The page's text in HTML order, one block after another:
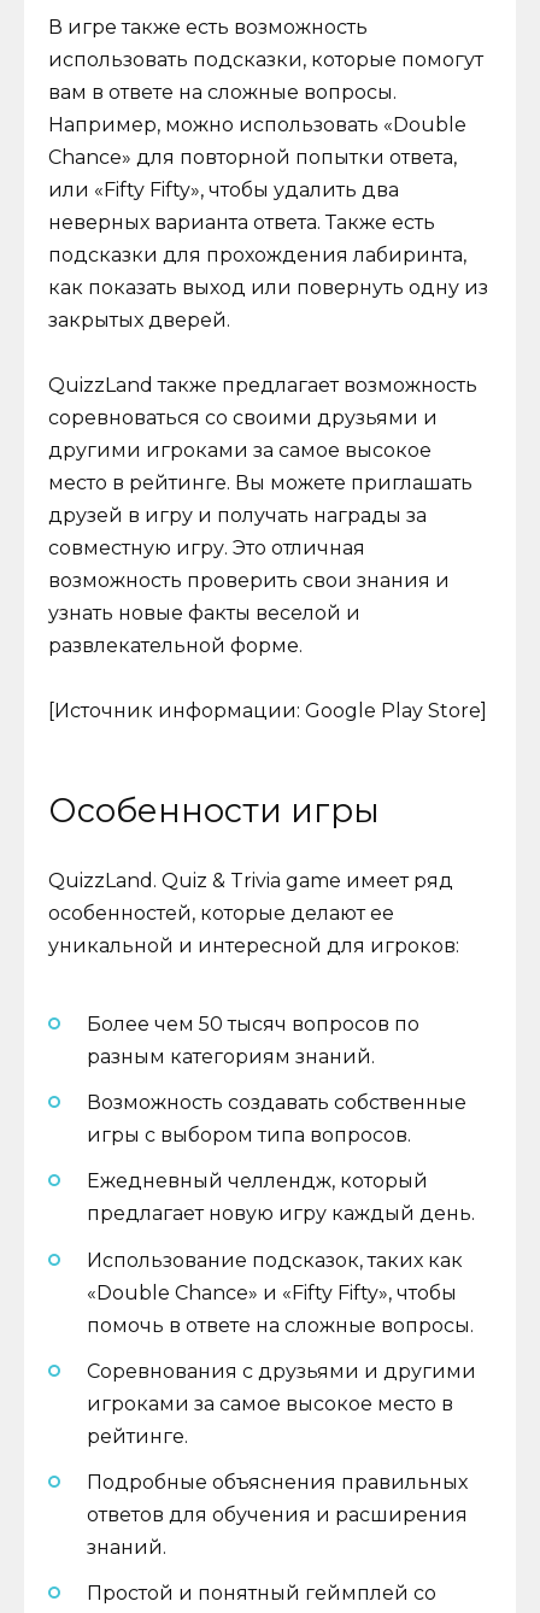
В игре также есть возможность
использовать подсказки, которые помогут
вам в ответе на сложные вопросы.
Например, можно использовать «Double
Chance» для повторной попытки ответа,
или «Fifty Fifty», чтобы удалить два
неверных варианта ответа. Также есть
подсказки для прохождения лабиринта,
как показать выход или повернуть одну из
закрытых дверей.
QuizzLand также предлагает возможность
соревноваться со своими друзьями и
другими игроками за самое высокое
место в рейтинге. Вы можете приглашать
друзей в игру и получать награды за
совместную игру. Это отличная
возможность проверить свои знания и
узнать новые факты веселой и
развлекательной форме.
[Источник информации: Google Play Store]
Особенности игры
QuizzLand. Quiz & Trivia game имеет ряд
особенностей, которые делают ее
уникальной и интересной для игроков:
Более чем 50 тысяч вопросов по
разным категориям знаний.
Возможность создавать собственные
игры с выбором типа вопросов.
Ежедневный челлендж, который
предлагает новую игру каждый день.
Использование подсказок, таких как
«Double Chance» и «Fifty Fifty», чтобы
помочь в ответе на сложные вопросы.
Соревнования с друзьями и другими
игроками за самое высокое место в
рейтинге.
Подробные объяснения правильных
ответов для обучения и расширения
знаний.
Простой и понятный геймплей со